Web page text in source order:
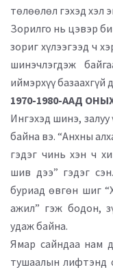
төлөөлөл гэхэд хэл
Зорилго нь цэвэр
зориг хүлээгээд ч
шинэчлэгдэж
иймэрхүү базаахгүй
1970-1980-ААД
Ингэхэд шинэ,
байна вэ. “Анхны
гэдэг чинь хэн ч
шив дээ” гэдэг
буриад өвгөн шиг
ажил” гэж бодон,
удаж байна.
Ямар сайндаа нам
тушаалын лифтэнд